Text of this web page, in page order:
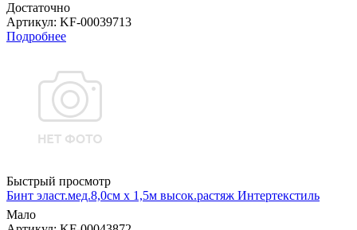
Достаточно
Артикул: KF-00039713
Подробнее
Быстрый просмотр
Бинт эласт.мед.8,0см х 1,5м высок.растяж Интертекстиль
Мало